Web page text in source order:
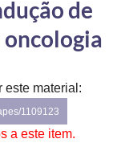
de
oncologia
este material:
1109123
a este item.